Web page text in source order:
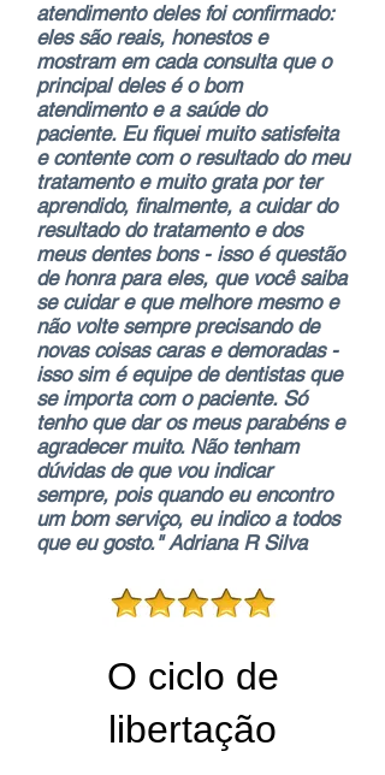
atendimento deles foi confirmado:
eles são reais, honestos e
mostram em cada consulta que o
principal deles é o bom
atendimento e a saúde do
paciente. Eu fiquei muito satisfeita
e contente com o resultado do meu
tratamento e muito grata por ter
aprendido, finalmente, a cuidar do
resultado do tratamento e dos
meus dentes bons - isso é questão
de honra para eles, que você saiba
se cuidar e que melhore mesmo e
não volte sempre precisando de
novas coisas caras e demoradas -
isso sim é equipe de dentistas que
se importa com o paciente. Só
tenho que dar os meus parabéns e
agradecer muito. Não tenham
dúvidas de que vou indicar
sempre, pois quando eu encontro
um bom serviço, eu indico a todos
que eu gosto." Adriana R Silva
O ciclo de
libertação